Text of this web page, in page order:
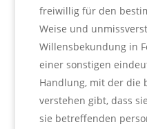
freiwillig für den
Weise und
Willensbekundung in
einer sonstigen
Handlung, mit der die
verstehen gibt, dass
sie betreffenden